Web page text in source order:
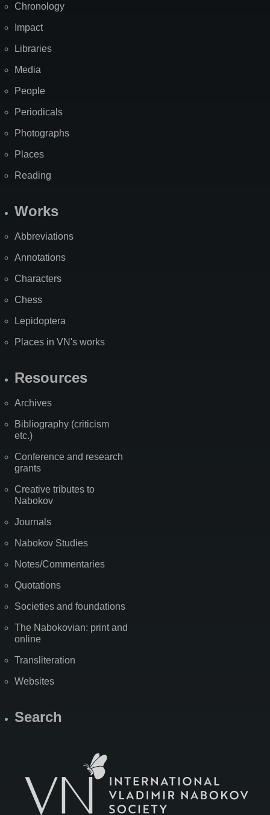
Chronology
Impact
Libraries
Media
People
Periodicals
Photographs
Places
Reading
Works
Abbreviations
Annotations
Characters
Chess
Lepidoptera
Places in VN's works
Resources
Archives
Bibliography (criticism
etc.)
Conference and research
grants
Creative tributes to
Nabokov
Journals
Nabokov Studies
Notes/Commentaries
Quotations
Societies and foundations
The Nabokovian: print and
online
Transliteration
Websites
Search